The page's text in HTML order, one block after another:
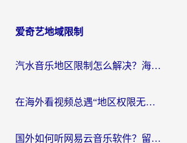
爱奇艺地域限制
汽水音乐地区限制怎么解决？海外听国内音乐的实用指南来了
在海外看视频总遇“地区权限无法观看”？这篇攻略帮你轻松解锁国内影视动漫
国外如何听网易云音乐软件？留学生亲测有效的回国加速方案